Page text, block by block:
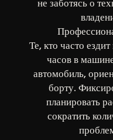
не заботясь о
Те, кто часто
часов в
автомобиль,
борту.
планировать
сократить